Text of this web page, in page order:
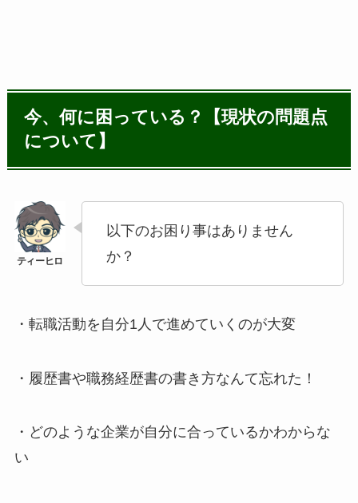
今、何に困っている？【現状の問題点
について】
以下のお困り事はありません
か？
・転職活動を自分1人で進めていくのが大変
・履歴書や職務経歴書の書き方なんて忘れた！
・どのような企業が自分に合っているかわからな
い